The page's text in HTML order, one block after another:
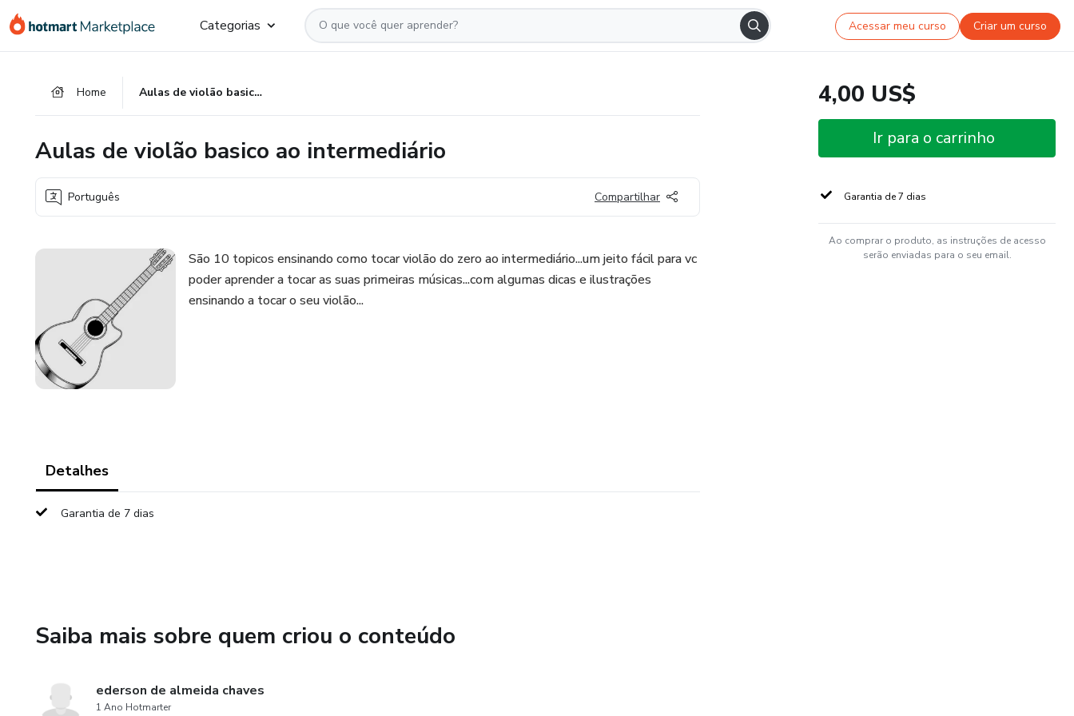
para
para
para
Categorias Acessar meu curso Criar um curso
Home Aulas de violão basico ao intermediário
Aulas de violão basico ao intermediário
Português Compartilhar
São 10 topicos ensinando como tocar violão do zero ao intermediário...um jeito fácil para vc
poder aprender a tocar as suas primeiras músicas...com algumas dicas e ilustrações
ensinando a tocar o seu violão...
Detalhes
Garantia de 7 dias
Saiba mais sobre quem criou o conteúdo
ederson de almeida chaves
1 Ano Hotmarter
4,00 US$
Ir para o carrinho
Garantia de 7 dias
Ao comprar o produto, as instruções de acesso
serão enviadas para o seu email.